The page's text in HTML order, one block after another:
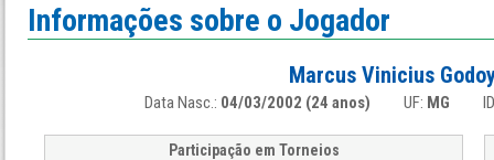
Fale Conosco
Informações sobre o Jogador
Marcus Vinicius
Data Nasc.: 04/03/2002 (24 anos) UF: MG
Participação em Torneios